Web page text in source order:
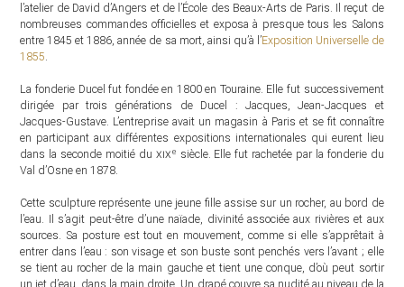
l’atelier de David d’Angers et de l’École des Beaux-Arts de Paris. Il reçut de
nombreuses commandes officielles et exposa à presque tous les Salons
entre 1845 et 1886, année de sa mort, ainsi qu’à l’Exposition Universelle de
1855.
La fonderie Ducel fut fondée en 1800 en Touraine. Elle fut successivement
dirigée par trois générations de Ducel : Jacques, Jean-Jacques et
Jacques-Gustave. L’entreprise avait un magasin à Paris et se fit connaître
en participant aux différentes expositions internationales qui eurent lieu
dans la seconde moitié du xixe siècle. Elle fut rachetée par la fonderie du
Val d’Osne en 1878.
Cette sculpture représente une jeune fille assise sur un rocher, au bord de
l’eau. Il s’agit peut-être d’une naïade, divinité associée aux rivières et aux
sources. Sa posture est tout en mouvement, comme si elle s’apprêtait à
entrer dans l’eau : son visage et son buste sont penchés vers l’avant ; elle
se tient au rocher de la main gauche et tient une conque, d’où peut sortir
un jet d’eau, dans la main droite. Un drapé couvre sa nudité au niveau de la